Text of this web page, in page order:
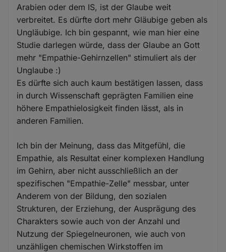
Arabien oder dem IS, ist der Glaube weit
verbreitet. Es dürfte dort mehr Gläubige geben als
Ungläubige. Ich bin gespannt, wie man hier eine
Studie darlegen würde, dass der Glaube an Gott
mehr "Empathie-Gehirnzellen" stimuliert als der
Unglaube :)
Es dürfte sich auch kaum bestätigen lassen, dass
in durch Wissenschaft geprägten Familien eine
höhere Empathielosigkeit finden lässt, als in
anderen Familien.
Ich bin der Meinung, dass das Mitgefühl, die
Empathie, als Resultat einer komplexen Handlung
im Gehirn, aber nicht ausschließlich an der
spezifischen "Empathie-Zelle" messbar, unter
Anderem von der Bildung, den sozialen
Strukturen, der Erziehung, der Ausprägung des
Charakters sowie auch von der Anzahl und
Nutzung der Spiegelneuronen, wie auch von
unzähligen chemischen Wirkstoffen im